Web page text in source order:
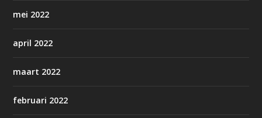
mei 2022
april 2022
maart 2022
februari 2022